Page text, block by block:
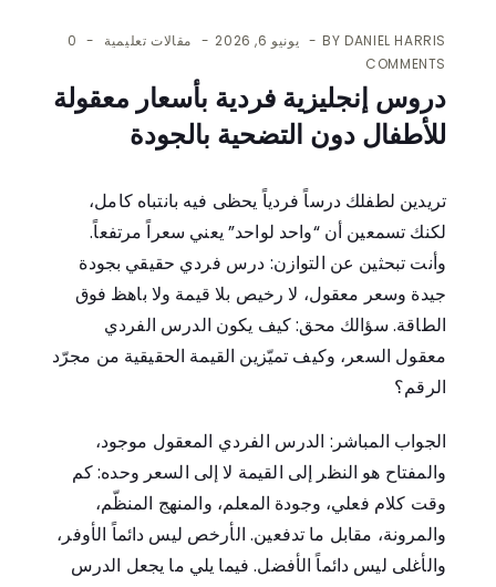
BYDANIEL HARRIS يونيو 6, 2026 مقالات تعليمية
0
COMMENTS
دروس إنجليزية فردية بأسعار معقولة
للأطفال دون التضحية بالجودة
تريدين لطفلك درساً فردياً يحظى فيه بانتباه كامل،
لكنك تسمعين أن “واحد لواحد” يعني سعراً مرتفعاً.
وأنت تبحثين عن التوازن: درس فردي حقيقي بجودة
جيدة وسعر معقول، لا رخيص بلا قيمة ولا باهظ فوق
الطاقة. سؤالك محق: كيف يكون الدرس الفردي
معقول السعر، وكيف تميّزين القيمة الحقيقية من مجرّد
الرقم؟
الجواب المباشر: الدرس الفردي المعقول موجود،
والمفتاح هو النظر إلى القيمة لا إلى السعر وحده: كم
وقت كلام فعلي، وجودة المعلم، والمنهج المنظّم،
والمرونة، مقابل ما تدفعين. الأرخص ليس دائماً الأوفر،
والأغلى ليس دائماً الأفضل. فيما يلي ما يجعل الدرس